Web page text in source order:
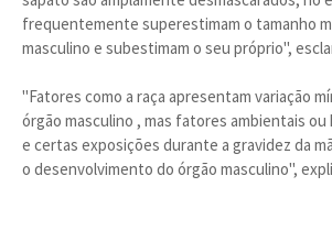
frequentemente superestimam o tamanho
masculino e subestimam o seu próprio",
"Fatores como a raça apresentam variação
órgão masculino , mas fatores ambientais
e certas exposições durante a gravidez da
o desenvolvimento do órgão masculino",